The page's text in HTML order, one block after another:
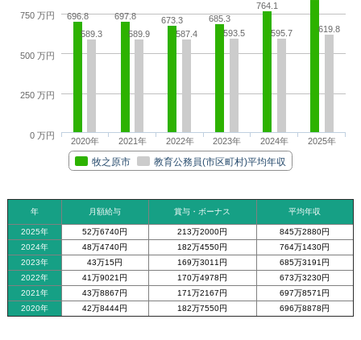
696.8 697.8 673.3 685.3
764.1
589.3 589.9 587.4 593.5 595.7 619.8
牧之原市 教育公務員(市区町村)平均年収
2020年 2021年 2022年 2023年 2024年 2025年
0 万円
250 万円
500 万円
750 万円
年 月額給与 賞与・ボーナス 平均年収
2025年 52万6740円 213万2000円
845万2880円
2024年
48万4740円 182万4550円
764万1430円
2023年
43万15円 169万3011円
685万3191円
2022年
41万9021円 170万4978円
673万3230円
2021年
43万8867円 171万2167円
697万8571円
2020年
42万8444円 182万7550円 696万8878円